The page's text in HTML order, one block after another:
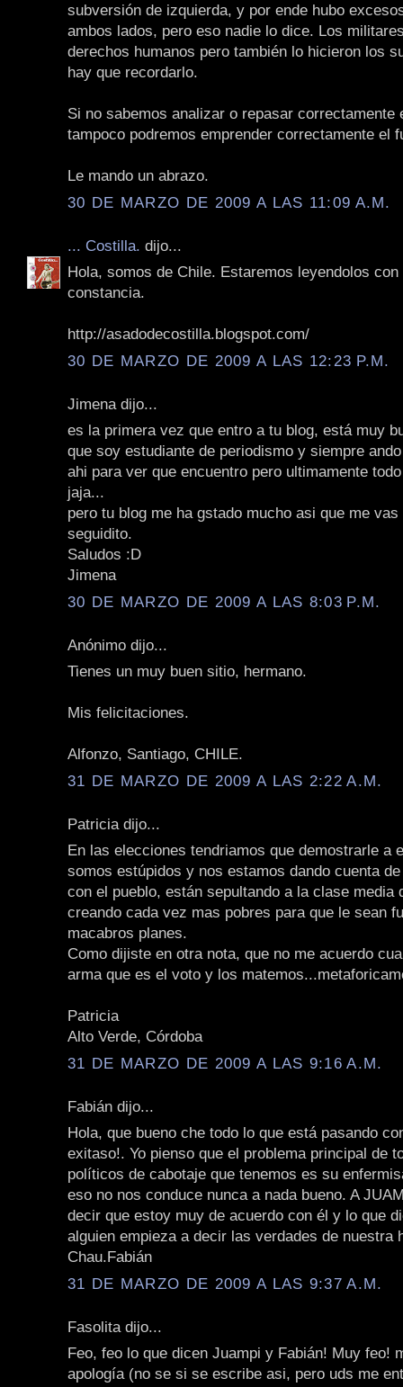
subversión de izquierda, y por ende hubo
ambos lados, pero eso nadie lo dice. Los
derechos humanos pero también lo hicieron los
hay que recordarlo.
Si no sabemos analizar o repasar correctamente
tampoco podremos emprender correctamente el
Le mando un abrazo.
30 DE MARZO DE 2009 A LAS 11:09 A.M.
... Costilla. dijo...
Hola, somos de Chile. Estaremos leyendolos con
constancia.
http://asadodecostilla.blogspot.com/
30 DE MARZO DE 2009 A LAS 12:23 P.M.
Jimena dijo...
es la primera vez que entro a tu blog, está muy
que soy estudiante de periodismo y siempre
ahi para ver que encuentro pero ultimamente
jaja...
pero tu blog me ha gstado mucho asi que me
seguidito.
Saludos :D
Jimena
30 DE MARZO DE 2009 A LAS 8:03 P.M.
Anónimo dijo...
Tienes un muy buen sitio, hermano.
Mis felicitaciones.
Alfonzo, Santiago, CHILE.
31 DE MARZO DE 2009 A LAS 2:22 A.M.
Patricia dijo...
En las elecciones tendriamos que demostrarle a
somos estúpidos y nos estamos dando cuenta
con el pueblo, están sepultando a la clase media
creando cada vez mas pobres para que le sean
macabros planes.
Como dijiste en otra nota, que no me acuerdo
arma que es el voto y los
Patricia
Alto Verde, Córdoba
31 DE MARZO DE 2009 A LAS 9:16 A.M.
Fabián dijo...
Hola, que bueno che todo lo que está pasando
exitaso!. Yo pienso que el problema principal de
políticos de cabotaje que tenemos es su
eso no nos conduce nunca a nada bueno. A
decir que estoy muy de acuerdo con él y lo que
alguien empieza a decir las verdades de nuestra
Chau.Fabián
31 DE MARZO DE 2009 A LAS 9:37 A.M.
Fasolita dijo...
Feo, feo lo que dicen Juampi y Fabián! Muy feo!
apología (no se si se escribe asi, pero uds me